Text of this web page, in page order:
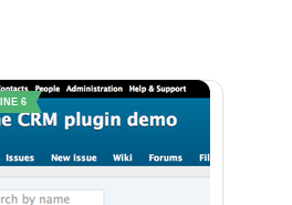
6